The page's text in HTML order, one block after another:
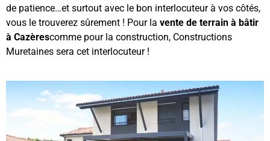
de patience…et surtout avec le bon interlocuteur à vos côtés,
vous le trouverez sûrement ! Pour la vente de terrain à bâtir
à Cazèrescomme pour la construction, Constructions
Muretaines sera cet interlocuteur !